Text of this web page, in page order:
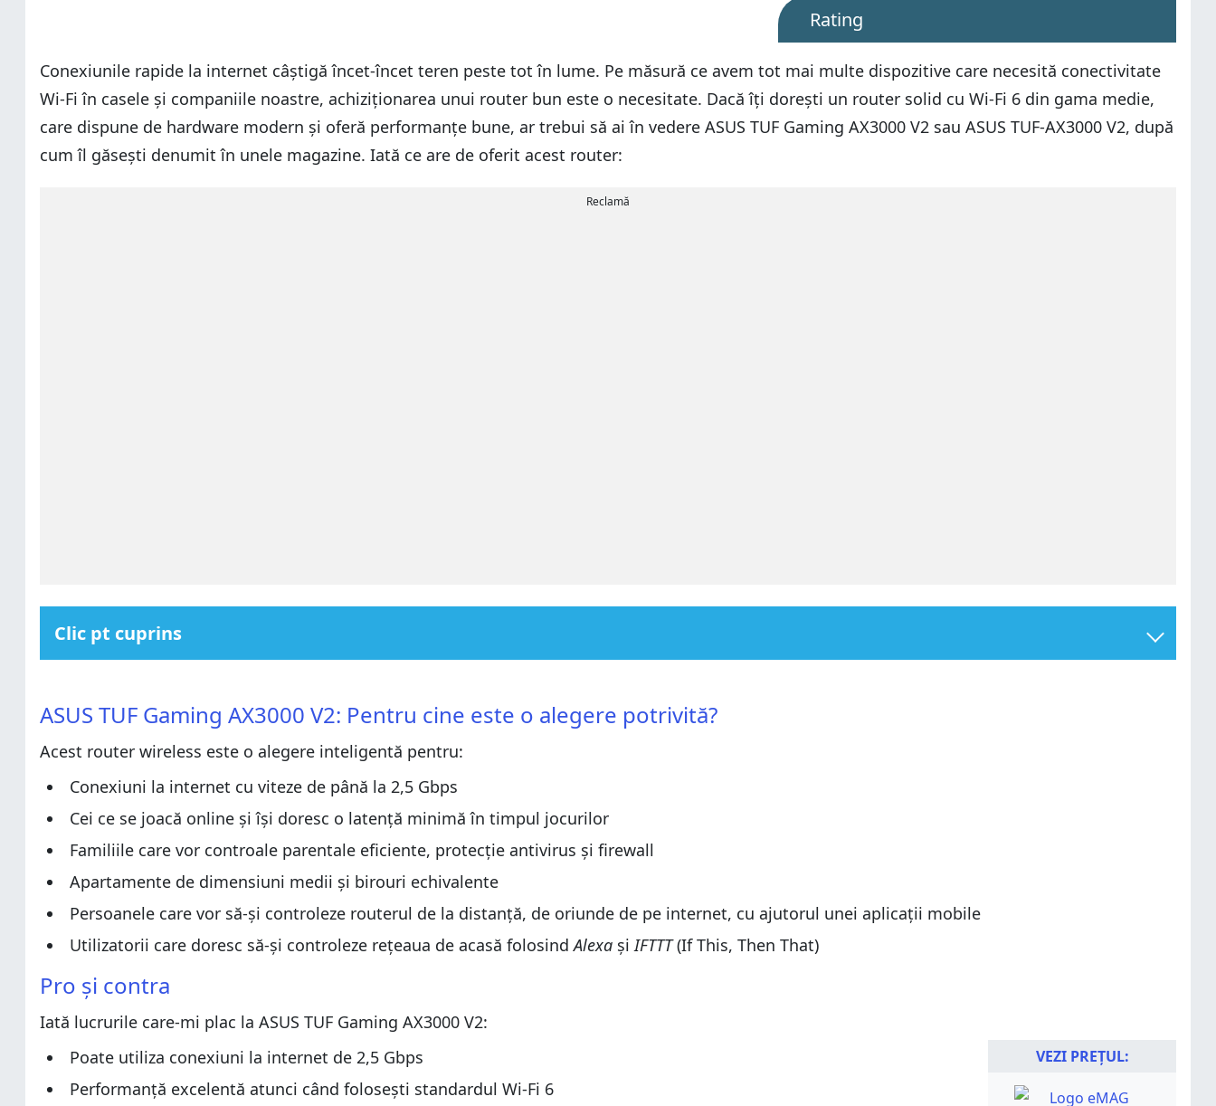
Rating
Conexiunile rapide la internet câștigă încet-încet teren peste tot în lume. Pe măsură ce avem tot mai multe dispozitive care necesită conectivitate
Wi-Fi în casele și companiile noastre, achiziționarea unui router bun este o necesitate. Dacă îți dorești un router solid cu Wi-Fi 6 din gama medie,
care dispune de hardware modern și oferă performanțe bune, ar trebui să ai în vedere ASUS TUF Gaming AX3000 V2 sau ASUS TUF-AX3000 V2, după
cum îl găsești denumit în unele magazine. Iată ce are de oferit acest router:
Reclamă
Clic pt cuprins
Verdict
Despachetarea routerului ASUS TUF Gaming AX3000 V2
Caracteristici hardware și design
Configurarea și utilizarea routerului ASUS TUF Gaming AX3000 V2
Performanța wireless
Performanța routerului ASUS TUF Gaming AX3000 V2 pe banda de 5 GHz
Performanța pentru rețelele prin cablu și portul USB
Funcții avansate
Ce părere ai despre routerul ASUS TUF Gaming AX3000 V2?
Pro și contra
Verdict
Despachetarea routerului ASUS TUF Gaming AX3000 V2
Configurarea și utilizarea routerului ASUS TUF Gaming AX3000 V2
Performanța wireless
Performanța routerului ASUS TUF Gaming AX3000 V2 pe banda de 2,4 GHz
Performanța routerului ASUS TUF Gaming AX3000 V2 pe banda de 5 GHz
Performanța pentru rețelele prin cablu și portul USB
Ce părere ai despre routerul ASUS TUF Gaming AX3000 V2?
ASUS TUF Gaming AX3000 V2: Pentru cine este o alegere potrivită?
Acest router wireless este o alegere inteligentă pentru:
Conexiuni la internet cu viteze de până la 2,5 Gbps
Cei ce se joacă online și își doresc o latență minimă în timpul jocurilor
Familiile care vor controale parentale eficiente, protecție antivirus și firewall
Apartamente de dimensiuni medii și birouri echivalente
Persoanele care vor să-și controleze routerul de la distanță, de oriunde de pe internet, cu ajutorul unei aplicații mobile
Utilizatorii care doresc să-și controleze rețeaua de acasă folosindAlexa șiIFTTT(If This, Then That)
Pro și contra
Iată lucrurile care-mi plac la ASUS TUF Gaming AX3000 V2:
VEZI PREȚUL:
Poate utiliza conexiuni la internet de 2,5 Gbps
Performanță excelentă atunci când folosești standardul Wi-Fi 6